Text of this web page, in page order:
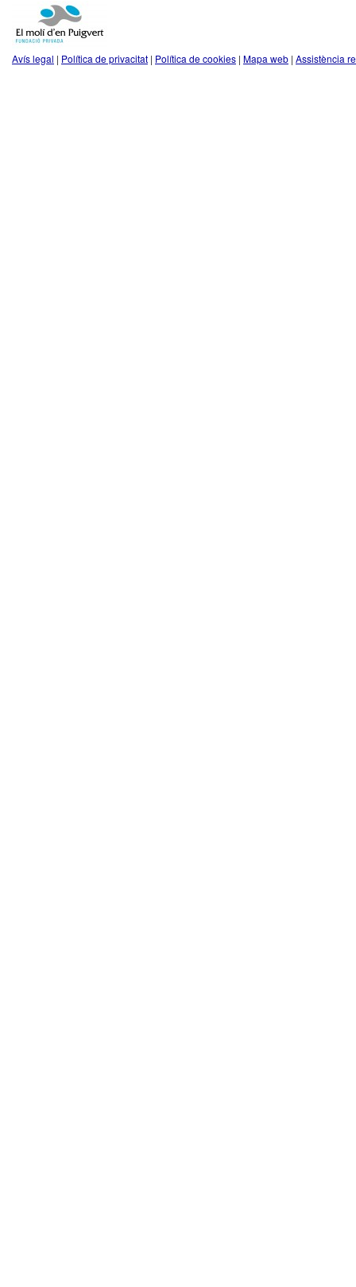
Avís legal | Política de privacitat | Política de cookies | Mapa web | Assistència